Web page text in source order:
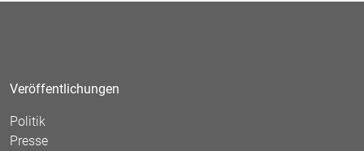
Veröffentlichungen
Politik
Presse